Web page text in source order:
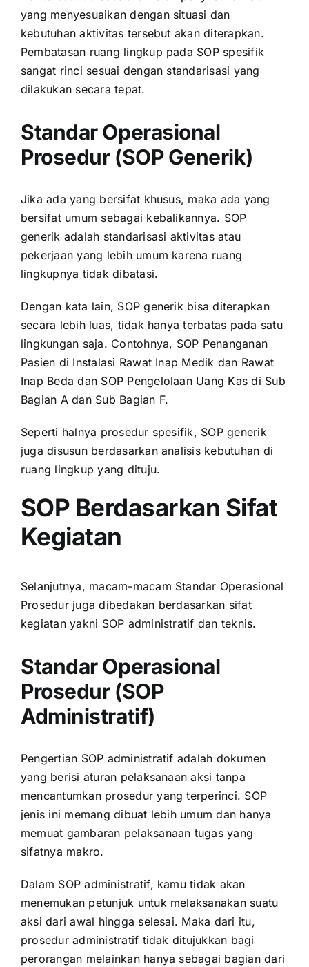
yang menyesuaikan dengan situasi dan
kebutuhan aktivitas tersebut akan diterapkan.
Pembatasan ruang lingkup pada SOP spesifik
sangat rinci sesuai dengan standarisasi yang
dilakukan secara tepat.
Standar Operasional
Prosedur (SOP Generik)
Jika ada yang bersifat khusus, maka ada yang
bersifat umum sebagai kebalikannya. SOP
generik adalah standarisasi aktivitas atau
pekerjaan yang lebih umum karena ruang
lingkupnya tidak dibatasi.
Dengan kata lain, SOP generik bisa diterapkan
secara lebih luas, tidak hanya terbatas pada satu
lingkungan saja. Contohnya, SOP Penanganan
Pasien di Instalasi Rawat Inap Medik dan Rawat
Inap Beda dan SOP Pengelolaan Uang Kas di Sub
Bagian A dan Sub Bagian F.
Seperti halnya prosedur spesifik, SOP generik
juga disusun berdasarkan analisis kebutuhan di
ruang lingkup yang dituju.
SOP Berdasarkan Sifat
Kegiatan
Selanjutnya, macam-macam Standar Operasional
Prosedur juga dibedakan berdasarkan sifat
kegiatan yakni SOP administratif dan teknis.
Standar Operasional
Prosedur (SOP
Administratif)
Pengertian SOP administratif adalah dokumen
yang berisi aturan pelaksanaan aksi tanpa
mencantumkan prosedur yang terperinci. SOP
jenis ini memang dibuat lebih umum dan hanya
memuat gambaran pelaksanaan tugas yang
sifatnya makro.
Dalam SOP administratif, kamu tidak akan
menemukan petunjuk untuk melaksanakan suatu
aksi dari awal hingga selesai. Maka dari itu,
prosedur administratif tidak ditujukkan bagi
perorangan melainkan hanya sebagai bagian dari